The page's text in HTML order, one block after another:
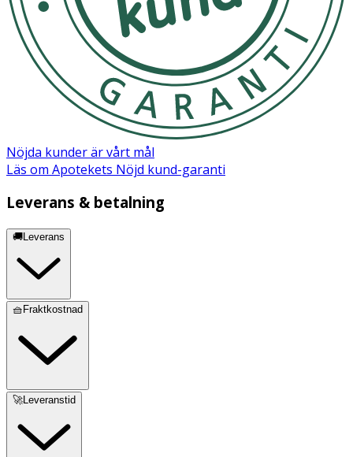
Nöjda kunder är vårt mål
Läs om Apotekets Nöjd kund-garanti
Leverans & betalning
🚚Leverans
🧺Fraktkostnad
🚀Leveranstid